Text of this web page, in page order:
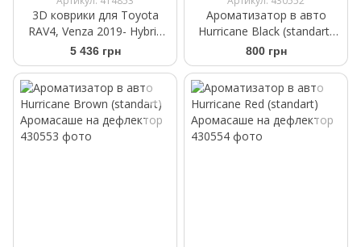
3D коврики для Toyota
RAV4, Venza 2019- Hybrid
бежевые задние
WeatherTech HP
5 436 грн
Ароматизатор в авто
Hurricane Black (standart)
Аромасаше на дефлектор
800 грн